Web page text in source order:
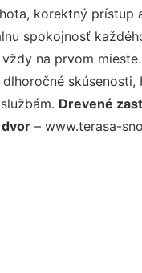
korektný prístup
spokojnosť
na prvom
skúsenosti,
Drevené
– www.terasa-